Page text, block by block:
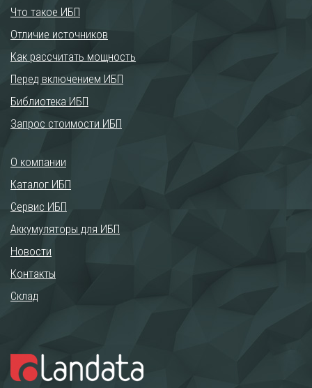
Что такое ИБП
Отличие источников
Как рассчитать мощность
Перед включением ИБП
Библиотека ИБП
Запрос стоимости ИБП
О компании
Каталог ИБП
Сервис ИБП
Аккумуляторы для ИБП
Новости
Контакты
Склад